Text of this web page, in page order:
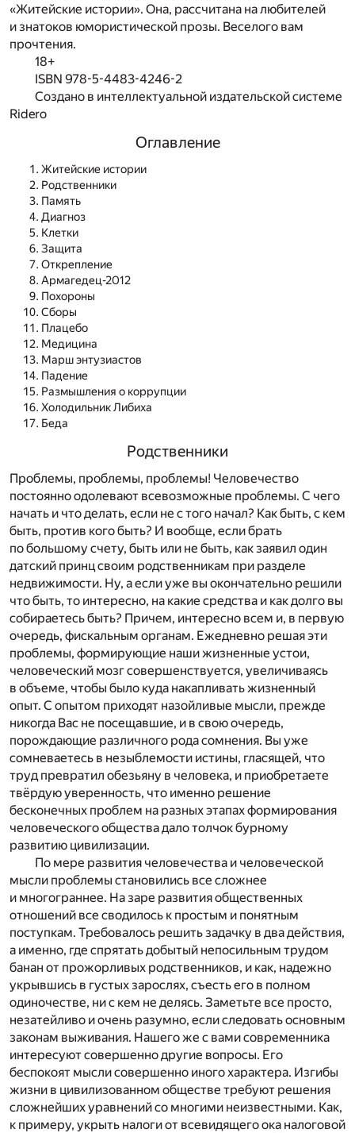
«Житейские истории». Она, рассчитана на любителей
и знатоков юмористической прозы. Веселого вам
прочтения.
18+
ISBN 978-5-4483-4246-2
Создано в интеллектуальной издательской системе
Ridero
Оглавление
Житейские истории
Родственники
Память
Диагноз
Клетки
Защита
Открепление
Армагедец-2012
Похороны
Сборы
Плацебо
Медицина
Марш энтузиастов
Падение
Размышления о коррупции
Холодильник Либиха
Беда
Родственники
Проблемы, проблемы, проблемы! Человечество
постоянно одолевают всевозможные проблемы. С чего
начать и что делать, если не с того начал? Как быть, с кем
быть, против кого быть? И вообще, если брать
по большому счету, быть или не быть, как заявил один
датский принц своим родственникам при разделе
недвижимости. Ну, а если уже вы окончательно решили
что быть, то интересно, на какие средства и как долго вы
собираетесь быть? Причем, интересно всем и, в первую
очередь, фискальным органам. Ежедневно решая эти
проблемы, формирующие наши жизненные устои,
человеческий мозг совершенствуется, увеличиваясь
в объеме, чтобы было куда накапливать жизненный
опыт. С опытом приходят назойливые мысли, прежде
никогда Вас не посещавшие, и в свою очередь,
порождающие различного рода сомнения. Вы уже
сомневаетесь в незыблемости истины, гласящей, что
труд превратил обезьяну в человека, и приобретаете
твёрдую уверенность, что именно решение
бесконечных проблем на разных этапах формирования
человеческого общества дало толчок бурному
развитию цивилизации.
По мере развития человечества и человеческой
мысли проблемы становились все сложнее
и многограннее. На заре развития общественных
отношений все сводилось к простым и понятным
поступкам. Требовалось решить задачку в два действия,
а именно, где спрятать добытый непосильным трудом
банан от прожорливых родственников, и как, надежно
укрывшись в густых зарослях, съесть его в полном
одиночестве, ни с кем не делясь. Заметьте все просто,
незатейливо и очень разумно, если следовать основным
законам выживания. Нашего же с вами современника
интересуют совершенно другие вопросы. Его
беспокоят мысли совершенно иного характера. Изгибы
жизни в цивилизованном обществе требуют решения
сложнейших уравнений со многими неизвестными. Как,
к примеру, укрыть налоги от всевидящего ока налоговой